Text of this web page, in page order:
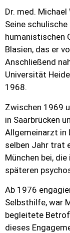
Dr. med.
Seine
humanistischen
Blasien, das er
Anschließend
Universität
1968.
Zwischen 1969
in Saarbrücken
Allgemeinarzt in
selben Jahr trat
München bei,
späteren
Ab 1976
Selbsthilfe, war
begleitete
dieses